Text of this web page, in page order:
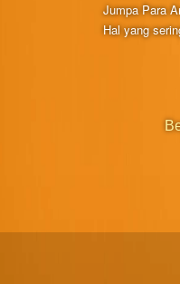
Jumpa Para
Hal yang